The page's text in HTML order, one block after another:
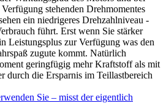
stehenden Drehmomentes
ein niedrigeres Drehzahlniveau -
führt. Erst wenn Sie stärker
Leistungsplus zur Verfügung was den
zugute kommt. Natürlich
geringfügig mehr Kraftstoff als mit
durch die Ersparnis im Teillastbereich
Sie – misst der eigentlich